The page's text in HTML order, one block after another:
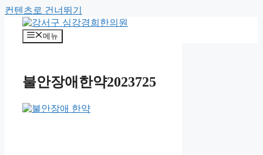
컨텐츠로 건너뛰기
메뉴
불안장애한약2023725